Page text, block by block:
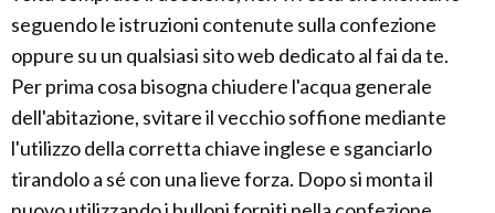
seguendo le istruzioni contenute sulla confezione
oppure su un qualsiasi sito web dedicato al fai da te.
Per prima cosa bisogna chiudere l'acqua generale
dell'abitazione, svitare il vecchio soffione mediante
l'utilizzo della corretta chiave inglese e sganciarlo
tirandolo a sé con una lieve forza. Dopo si monta il